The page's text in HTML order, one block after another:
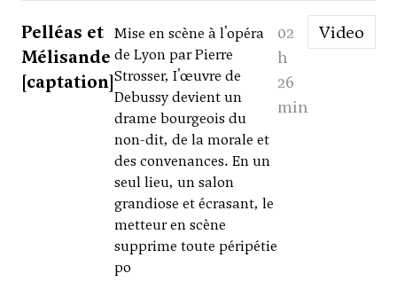
Pelléas et
Mélisande
[captation]
Mise en scène à l'opéra
de Lyon par Pierre
Strosser, I'œuvre de
Debussy devient un
drame bourgeois du
non-dit, de la morale et
des convenances. En un
seul lieu, un salon
grandiose et écrasant, le
metteur en scène
supprime toute péripétie
po
02
h
26
min
Video